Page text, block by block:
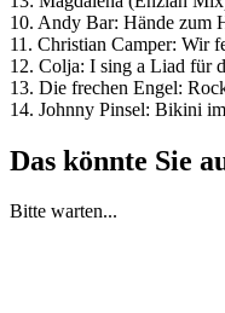
10. Andy Bar: Hände zum
11. Christian Camper: Wir
12. Colja: I sing a Liad für
13. Die frechen Engel:
14. Johnny Pinsel: Bikini
Das könnte Sie
Bitte warten...